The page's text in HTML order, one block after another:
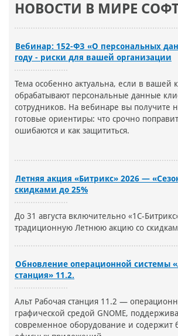
НОВОСТИ В МИРЕ
Вебинар: 152-ФЗ «О персональных
году - риски для вашей организации
Тема особенно актуальна, если в вашей
обрабатывают персональные данные
сотрудников. На вебинаре вы получите
готовые ориентиры: что срочно
ошибаются и как защититься.
Летняя акция «Битрикс» 2026 —
скидками до 25%
До 31 августа включительно «1С-
традиционную Летнюю акцию со
Обновление операционной системы
станция» 11.2.
Альт Рабочая станция 11.2 —
графической средой GNOME,
современное оборудование и содержит